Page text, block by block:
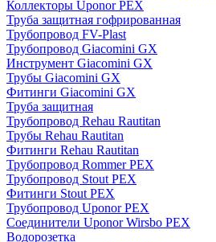
Коллекторы Uponor PEX
Труба защитная гофрированная
Трубопровод FV-Plast
Трубопровод Giacomini GX
Инструмент Giacomini GX
Трубы Giacomini GX
Фитинги Giacomini GX
Труба защитная
Трубопровод Rehau Rautitan
Трубы Rehau Rautitan
Фитинги Rehau Rautitan
Трубопровод Rommer PEX
Трубопровод Stout PEX
Фитинги Stout PEX
Трубопровод Uponor PEX
Соединители Uponor Wirsbo PEX
Водорозетка